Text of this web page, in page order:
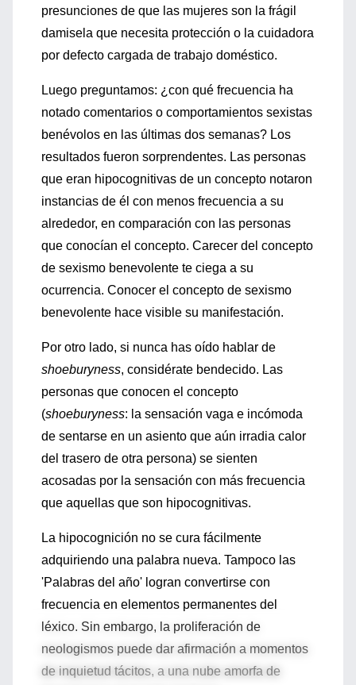
presunciones de que las mujeres son la frágil
damisela que necesita protección o la cuidadora
por defecto cargada de trabajo doméstico.
Luego preguntamos: ¿con qué frecuencia ha
notado comentarios o comportamientos sexistas
benévolos en las últimas dos semanas? Los
resultados fueron sorprendentes. Las personas
que eran hipocognitivas de un concepto notaron
instancias de él con menos frecuencia a su
alrededor, en comparación con las personas
que conocían el concepto. Carecer del concepto
de sexismo benevolente te ciega a su
ocurrencia. Conocer el concepto de sexismo
benevolente hace visible su manifestación.
Por otro lado, si nunca has oído hablar de
shoeburyness, considérate bendecido. Las
personas que conocen el concepto
(shoeburyness: la sensación vaga e incómoda
de sentarse en un asiento que aún irradia calor
del trasero de otra persona) se sienten
acosadas por la sensación con más frecuencia
que aquellas que son hipocognitivas.
La hipocognición no se cura fácilmente
adquiriendo una palabra nueva. Tampoco las
'Palabras del año' logran convertirse con
frecuencia en elementos permanentes del
léxico. Sin embargo, la proliferación de
neologismos puede dar afirmación a momentos
de inquietud tácitos, a una nube amorfa de